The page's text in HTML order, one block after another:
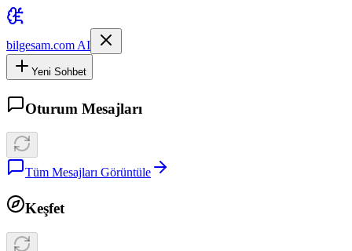
bilgesam.com AI
Yeni Sohbet
Oturum Mesajları
Tüm Mesajları Görüntüle
Keşfet